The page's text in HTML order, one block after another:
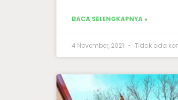
BACA SELENGKAPNYA »
4 November, 2021 Tidak ada